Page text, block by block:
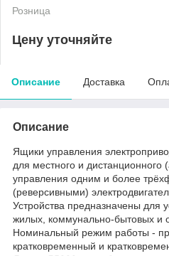
Розница
Цену уточняйте
Описание Доставка
Описание
Ящики управления
для местного и дистанционного
управления одним и более
(реверсивными)
Устройства предназначены для
жилых, коммунально-бытовых и
Номинальный режим работы -
кратковременный и